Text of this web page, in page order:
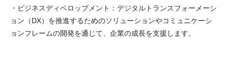
・ビジネスディベロップメント：デジタルトランスフォーメーシ
ョン（DX）を推進するためのソリューションやコミュニケーシ
ョンフレームの開発を通じて、企業の成長を支援します。